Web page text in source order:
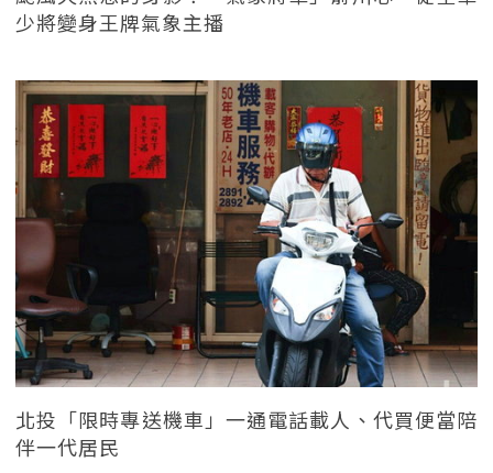
少將變身王牌氣象主播
北投「限時專送機車」一通電話載人、代買便當陪
伴一代居民